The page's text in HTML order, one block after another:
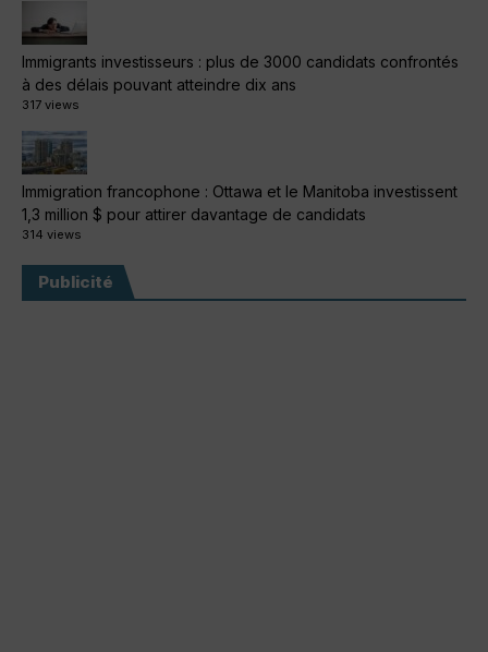
Immigrants investisseurs : plus de 3000 candidats confrontés
à des délais pouvant atteindre dix ans
317 views
Immigration francophone : Ottawa et le Manitoba investissent
1,3 million $ pour attirer davantage de candidats
314 views
Publicité